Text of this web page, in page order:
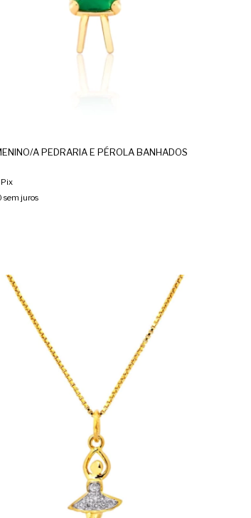
A PEDRARIA E PÉROLA BANHADOS
Pix
sem juros